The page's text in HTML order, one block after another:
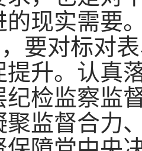
的现实需要
要对标对
提升。认真
纪检监察监
聚监督合力